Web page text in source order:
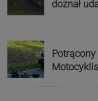
doznał